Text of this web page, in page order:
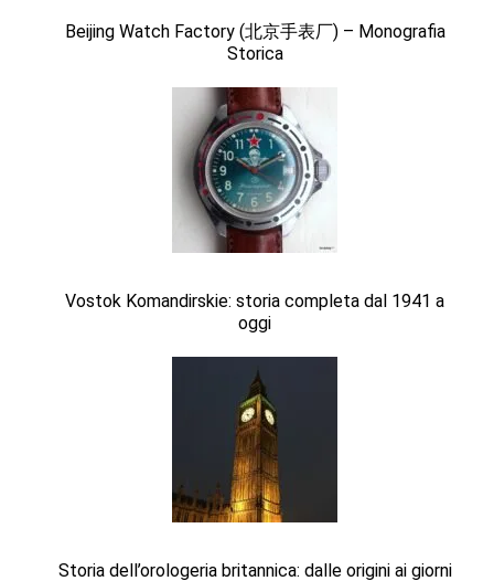
Beijing Watch Factory (北京手表厂) – Monografia
Storica
Vostok Komandirskie: storia completa dal 1941 a
oggi
Storia dell’orologeria britannica: dalle origini ai giorni